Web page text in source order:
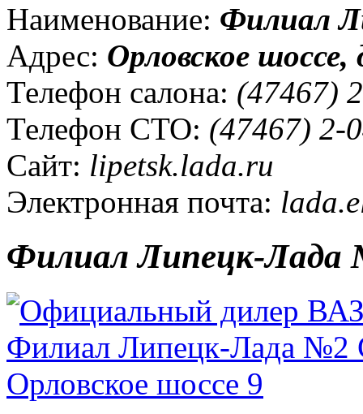
Наименование: Филиал
Адрес: Орловское шоссе,
Телефон салона: (47467)
Телефон СТО: (47467) 2-
Сайт: lipetsk.lada.ru
Электронная почта:
Филиал Липецк-